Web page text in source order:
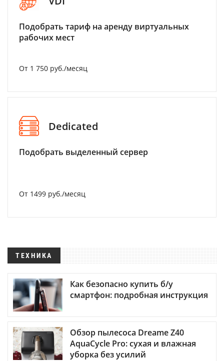
Подобрать тариф на аренду виртуальных
рабочих мест
От 1 750 руб./месяц
Dedicated
Подобрать выделенный сервер
От 1499 руб./месяц
ТЕХНИКА
Как безопасно купить б/у
смартфон: подробная инструкция
Обзор пылесоса Dreame Z40
AquaCycle Pro: сухая и влажная
уборка без усилий